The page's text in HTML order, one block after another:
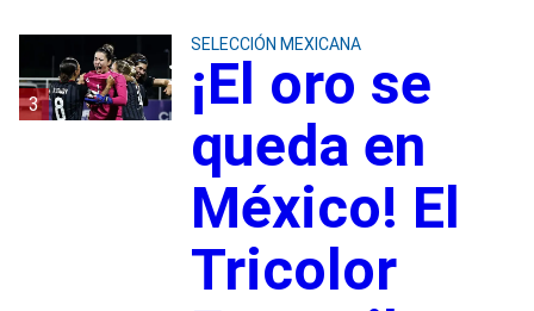
3
SELECCIÓN MEXICANA
¡El oro se
queda en
México! El
Tricolor